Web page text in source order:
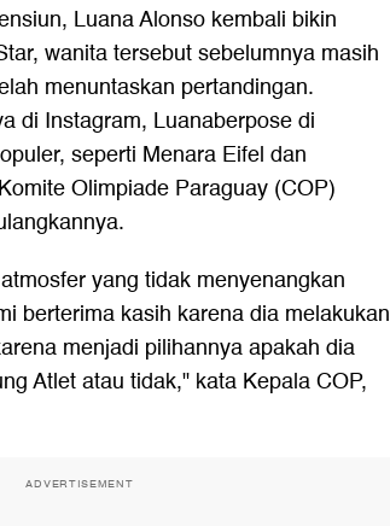
Luana Alonso kembali bikin
wanita tersebut sebelumnya masih
menuntaskan pertandingan.
di Instagram, Luanaberpose di
seperti Menara Eifel dan
Olimpiade Paraguay (COP)
yang tidak menyenangkan
berterima kasih karena dia melakukan
menjadi pilihannya apakah dia
Atlet atau tidak," kata Kepala COP,
ADVERTISEMENT